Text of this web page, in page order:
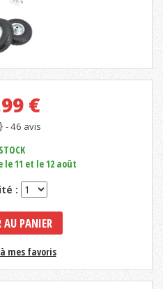
€
- 46 avis
le 11 et le 12 août
:
AU PANIER
mes favoris